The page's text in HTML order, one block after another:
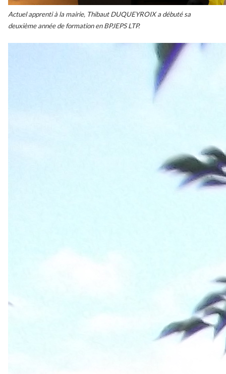
Actuel apprenti à la mairie, Thibaut DUQUEYROIX a débuté sa
deuxième année de formation en BPJEPS LTP.